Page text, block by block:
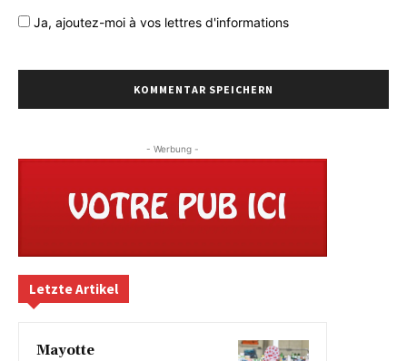
Ja, ajoutez-moi à vos lettres d'informations
- Werbung -
Letzte Artikel
Mayotte